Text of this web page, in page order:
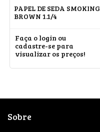
PAPEL DE SEDA SMOKING
BROWN 1.1/4
Faça o login ou
cadastre-se para
visualizar os preços!
Sobre